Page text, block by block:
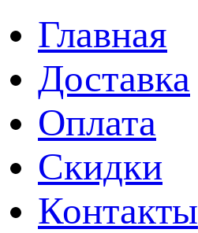
Главная
Доставка
Оплата
Скидки
Контакты